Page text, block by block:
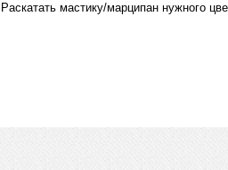
Раскатать мастику/марципан нужного